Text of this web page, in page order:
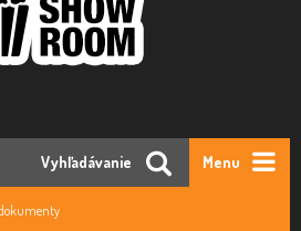
Menu
Vyhľadávanie